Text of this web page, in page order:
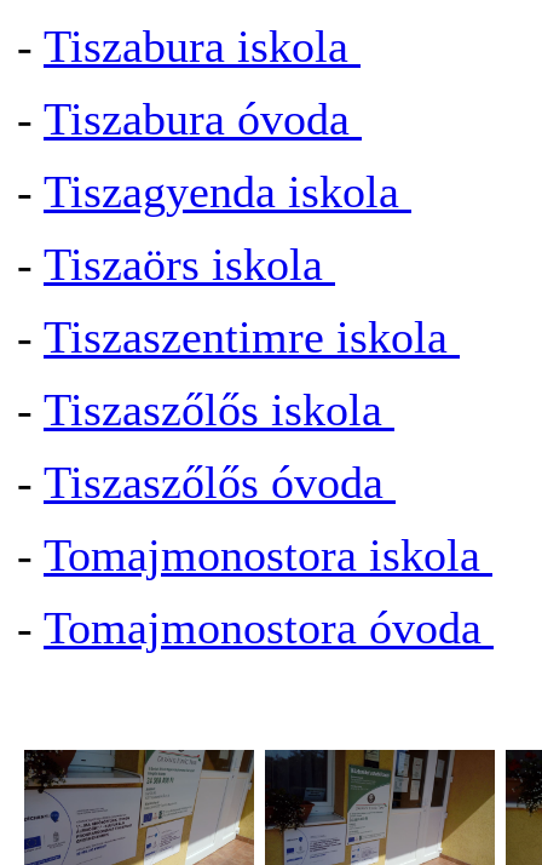
- Tiszabura iskola
- Tiszabura óvoda
- Tiszagyenda iskola
- Tiszaörs iskola
- Tiszaszentimre iskola
- Tiszaszőlős iskola
- Tiszaszőlős óvoda
- Tomajmonostora iskola
- Tomajmonostora óvoda